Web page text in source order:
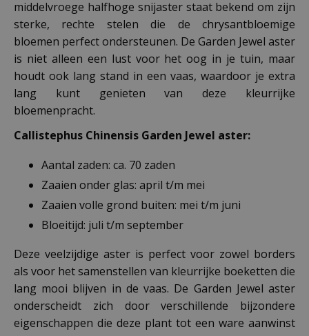
middelvroege halfhoge snijaster staat bekend om zijn
sterke, rechte stelen die de chrysantbloemige
bloemen perfect ondersteunen. De Garden Jewel aster
is niet alleen een lust voor het oog in je tuin, maar
houdt ook lang stand in een vaas, waardoor je extra
lang kunt genieten van deze kleurrijke
bloemenpracht.
Callistephus Chinensis Garden Jewel aster:
Aantal zaden: ca. 70 zaden
Zaaien onder glas: april t/m mei
Zaaien volle grond buiten: mei t/m juni
Bloeitijd: juli t/m september
Deze veelzijdige aster is perfect voor zowel borders
als voor het samenstellen van kleurrijke boeketten die
lang mooi blijven in de vaas. De Garden Jewel aster
onderscheidt zich door verschillende bijzondere
eigenschappen die deze plant tot een ware aanwinst